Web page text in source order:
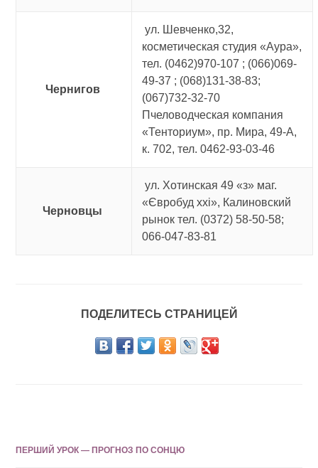
Чернигов
ул. Шевченко,32,
косметическая студия «Аура»,
тел. (0462)970-107 ; (066)069-
49-37 ; (068)131-38-83;
(067)732-32-70
Пчеловодческая компания
«Тенториум», пр. Мира, 49-А,
к. 702, тел. 0462-93-03-46
Черновцы
ул. Хотинская 49 «з» маг.
«Євробуд ххі», Калиновский
рынок тел. (0372) 58-50-58;
066-047-83-81
ПОДЕЛИТЕСЬ СТРАНИЦЕЙ
ПЕРШИЙ УРОК — ПРОГНОЗ ПО СОНЦЮ